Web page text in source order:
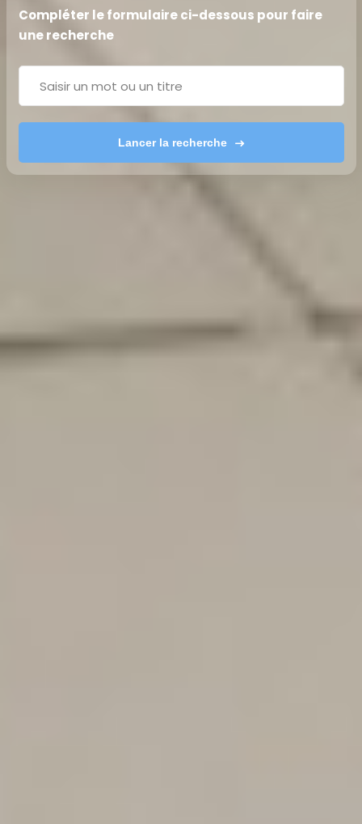
Compléter le formulaire ci-dessous pour faire
une recherche
Lancer la recherche